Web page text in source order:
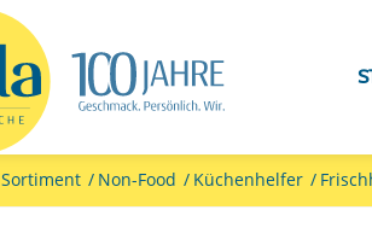
Sortiment / Non-Food / Küchenhelfer /